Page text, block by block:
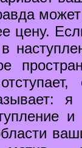
цену.